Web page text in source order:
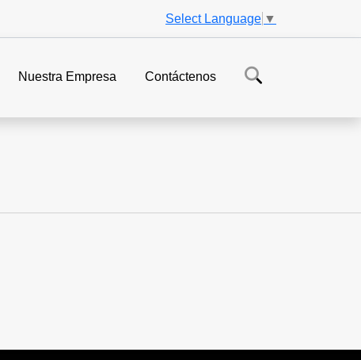
Select Language ▼
Nuestra Empresa Contáctenos